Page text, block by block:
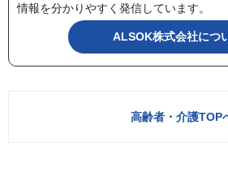
情報を分かりやすく発信しています。
ALSOK株式会社につ
高齢者・介護TOP